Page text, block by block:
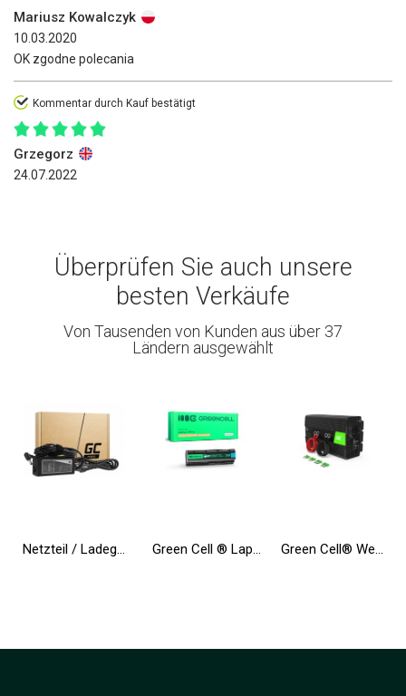
Mariusz Kowalczyk
10.03.2020
OK zgodne polecania
Kommentar durch Kauf bestätigt
Grzegorz
24.07.2022
Überprüfen Sie auch unsere
besten Verkäufe
Von Tausenden von Kunden aus über 37
Ländern ausgewählt
Netzteil / Ladegerät Green Cell PRO 19V 3.95A 75W für Toshiba Satellite C55 C660 C850 C855 C870 L650 L650D L655 L750 L750D L755 Green Cell ® Laptop Akku MU06 für HP 635 650 655 2000 Pavilion G6 G7 Compaq 635 650 Compaq Presario CQ62 Green Cell® Wechselrichter Spannungswandler 12V auf 230V 1000W/2000W